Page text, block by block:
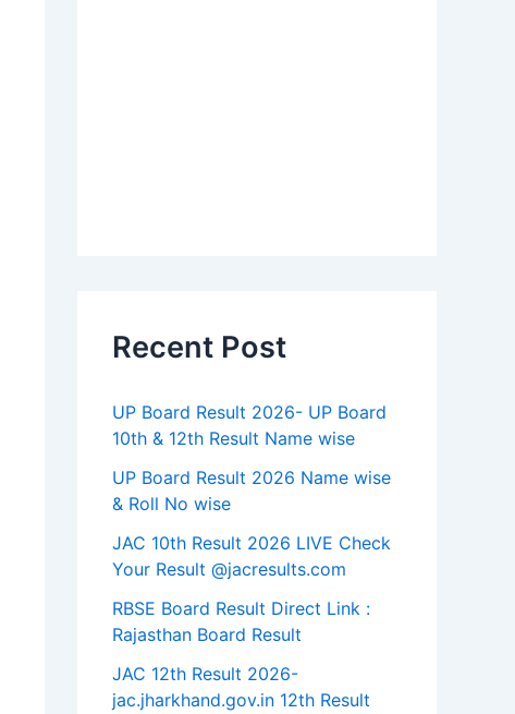
Recent Post
UP Board Result 2026- UP Board
10th & 12th Result Name wise
UP Board Result 2026 Name wise
& Roll No wise
JAC 10th Result 2026 LIVE Check
Your Result @jacresults.com
RBSE Board Result Direct Link : ​
Rajasthan Board Result
JAC 12th Result 2026-
jac.jharkhand.gov.in 12th Result